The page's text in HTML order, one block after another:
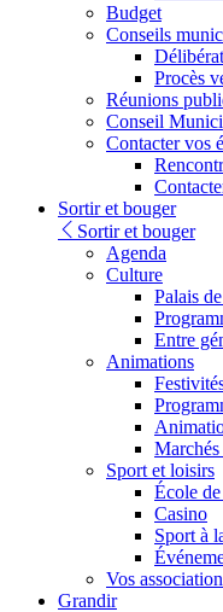
Budget
Conseils
Procès
Réunions
Conseil
Contacter vos
Sortir et bouger
Sortir et bouger
Agenda
Culture
Palais
Entre
Animations
Sport et loisirs
École
Casino
Sport à
Vos
Grandir